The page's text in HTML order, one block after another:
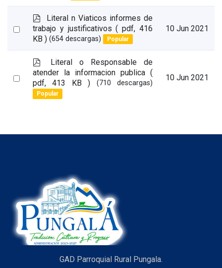
item
Select
p
d
f
Literal n Viaticos informes de
trabajo y justificativos ( pdf, 416
KB ) (654 descargas) Popular
10 Jun 2021
Select
p
d
Literal o Responsable de
atender la informacion publica (
pdf, 413 KB )
(710 descargas)
Popular
10 Jun 2021
GAD Parroquial Rural Pungala.